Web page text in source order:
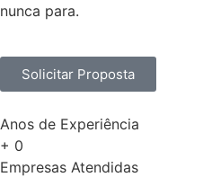
nunca para.
Solicitar Proposta
Anos de Experiência
+ 0
Empresas Atendidas